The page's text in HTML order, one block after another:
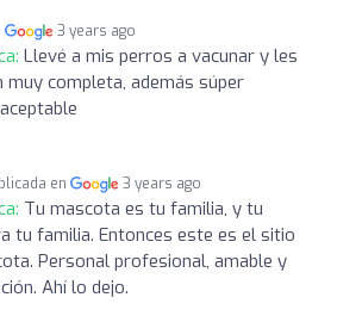
3 years ago
Llevé a mis perros a vacunar y les
muy completa, además súper
en 3 years ago
Tu mascota es tu familia, y tu
tu familia. Entonces este es el sitio
Personal profesional, amable y
Ahí lo dejo.